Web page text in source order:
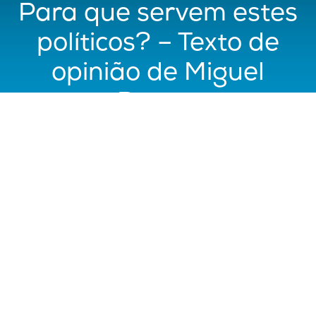
Para que servem estes
políticos? – Texto de
opinião de Miguel